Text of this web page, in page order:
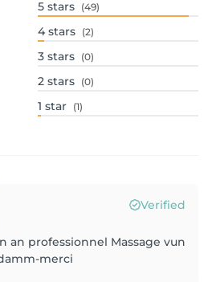
5 stars (49)
4 stars (2)
3 stars (0)
2 stars (0)
1 star (1)
Verified
an professionnel Massage vun